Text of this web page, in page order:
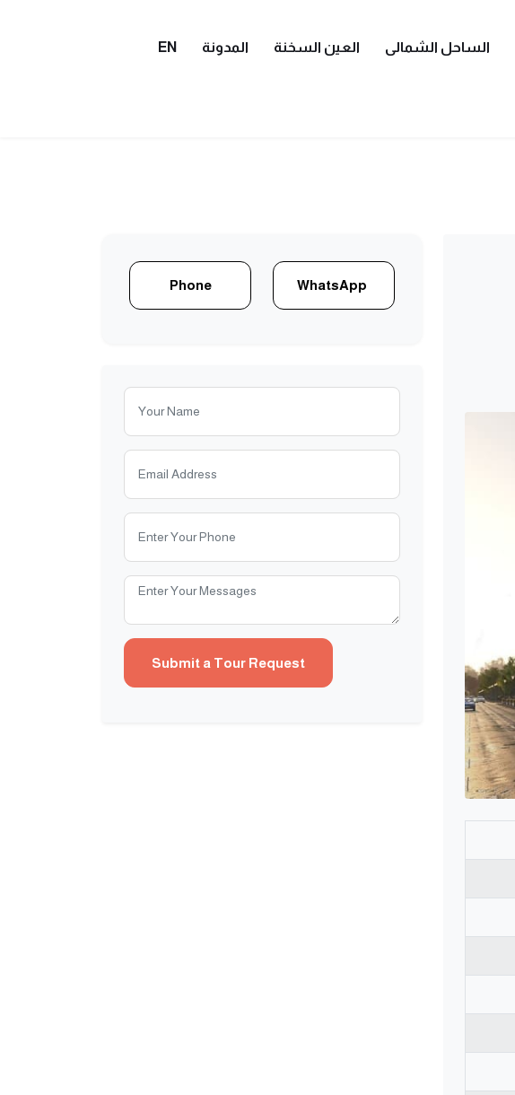
الساحل الشمالى العين السخنة المدونة EN
WhatsApp
Phone